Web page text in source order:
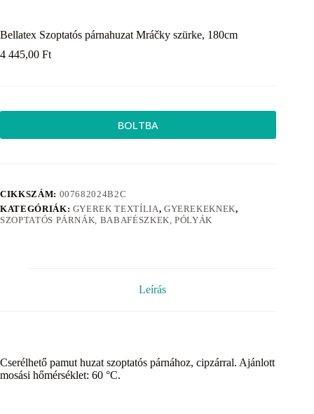
Bellatex Szoptatós párnahuzat Mráčky szürke, 180cm
4 445,00 Ft
BOLTBA
CIKKSZÁM: 007682024B2C
KATEGÓRIÁK: GYEREK TEXTÍLIA, GYEREKEKNEK,
SZOPTATÓS PÁRNÁK, BABAFÉSZKEK, PÓLYÁK
Leírás
Cserélhető pamut huzat szoptatós párnához, cipzárral. Ajánlott
mosási hőmérséklet: 60 °C.